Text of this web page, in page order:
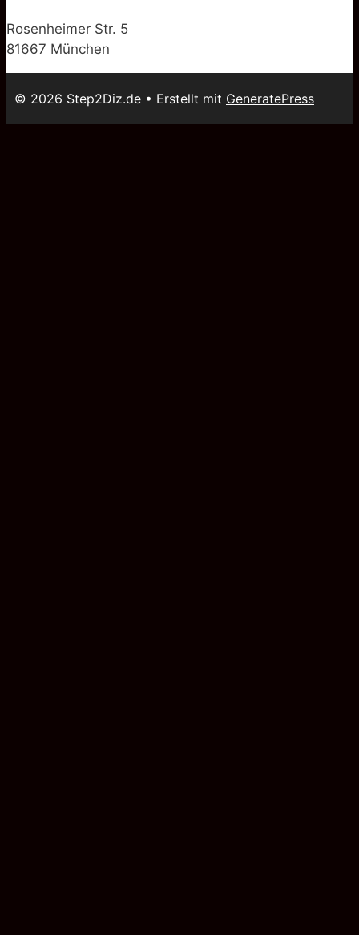
Rosenheimer Str. 5
81667 München
© 2026 Step2Diz.de • Erstellt mit GeneratePress